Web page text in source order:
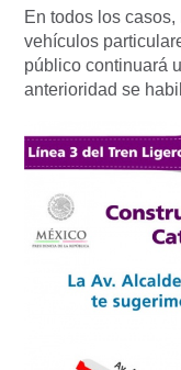
En todos los
vehículos
público continuará
anterioridad se